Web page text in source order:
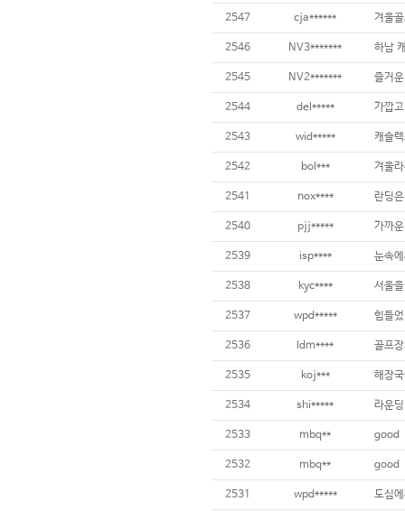
2547 cja****** 겨울
2546 NV3******* 하남
2545 NV2******* 즐거
2544 del***** 가깝
2543 wid***** 캐슬
2542 bol*** 겨울
2541 nox**** 란딩
2540 pjj***** 가까
2539 isp**** 눈속
2538 kyc**** 서울
2537 wpd***** 힘들
2536 ldm**** 골프
2535 koj*** 해장
2534 shi***** 라운
2533 mbq** good
2532 mbq** good
2531 wpd***** 도심